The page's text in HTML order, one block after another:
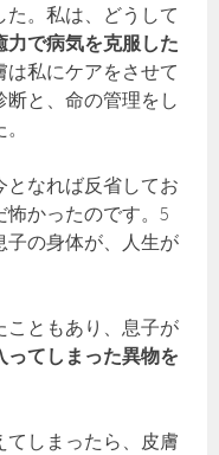
。私は、どうして
で病気を克服した
は私にケアをさせて
断と、命の管理をし
なれば反省してお
怖かったのです。5
子の身体が、人生が
こともあり、息子が
ってしまった異物を
てしまったら、皮膚